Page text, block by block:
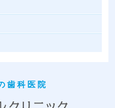
歯科医院